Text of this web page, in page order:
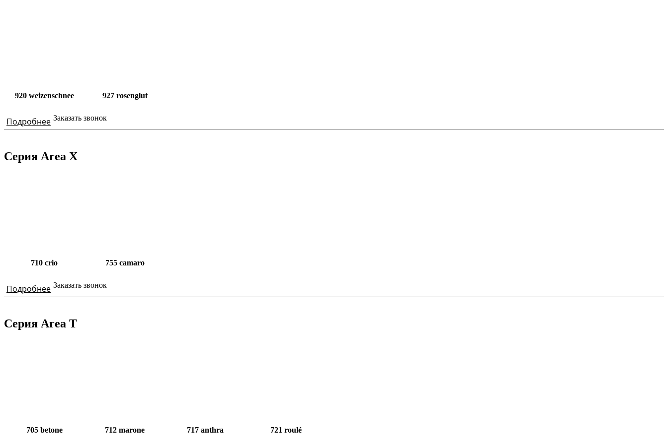
920 weizenschnee 927 rosenglut
Подробнее Заказать звонок
Серия Area X
710 crio 755 camaro
Подробнее Заказать звонок
Серия Area T
705 betone 712 marone 717 anthra 721 roulé